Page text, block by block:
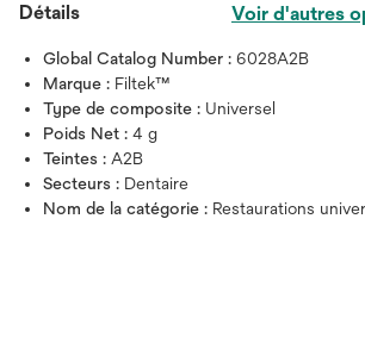
Détails Voir d'autres
Global Catalog Number : 6028A2B
Marque : Filtek™
Type de composite : Universel
Poids Net : 4 g
Teintes : A2B
Secteurs : Dentaire
Nom de la catégorie : Restaurations